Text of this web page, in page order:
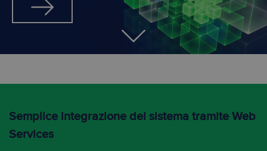
Semplice integrazione del sistema tramite Web
Services